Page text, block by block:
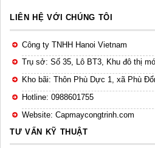
LIÊN HỆ VỚI CHÚNG TÔI
Công ty TNHH Hanoi Vietnam
Trụ sở: Số 35, Lô BT3, Khu đô thị
Kho bãi: Thôn Phù Dực 1, xã Phù
Hotline: 0988601755
Website: Capmaycongtrinh.com
TƯ VẤN KỸ THUẬT